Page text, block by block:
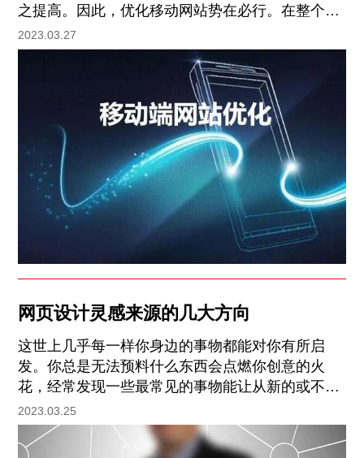
之提高。因此，优化移动网站势在必行。在整个优
化过程中，有许多细节需要注意。今天，网站优化
就做一个相关的介绍。
2023.03.27
网页设计灵感来源的几大方向
这世上几乎每一样你身边的事物都能对你有所启
发。你总是无法预料什么东西会点燃你创意的火
花，经常发现一些最常见的事物能让从新的或不同
的角度来思考项目。 大自然 思考设计的最佳地点
之一就是户外。看看自然界这些伟大的图形和色彩
搭配。就我个人而言，我喜欢从花卉中汲取配色灵
2023.03.25